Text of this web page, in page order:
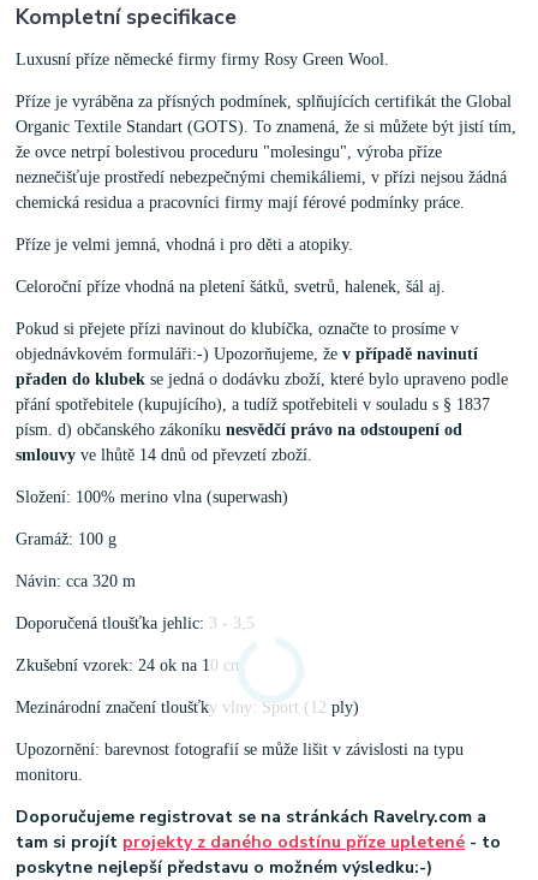
Kompletní specifikace
Luxusní příze německé firmy firmy Rosy Green Wool.
Příze je vyráběna za přísných podmínek, splňujících certifikát the Global
Organic Textile Standart (GOTS). To znamená, že si můžete být jistí tím,
že ovce netrpí bolestivou proceduru "molesingu", výroba příze
neznečišťuje prostředí nebezpečnými chemikáliemi, v přízi nejsou žádná
chemická residua a pracovníci firmy mají férové podmínky práce.
Příze je velmi jemná, vhodná i pro děti a atopiky.
Celoroční příze vhodná na pletení šátků, svetrů, halenek, šál aj.
Pokud si přejete přízi navinout do klubíčka, označte to prosíme v
objednávkovém formuláři:-) Upozorňujeme, žev případě navinutí
přaden do klubek se jedná o dodávku zboží, které bylo upraveno podle
přání spotřebitele (kupujícího), a tudíž spotřebiteli v souladu s § 1837
písm. d) občanského zákoníkunesvědčí právo na odstoupení od
smlouvy ve lhůtě 14 dnů od převzetí zboží.
Složení: 100% merino vlna (superwash)
Gramáž: 100 g
Návin: cca 320 m
Doporučená tloušťka jehlic: 3 - 3,5
Zkušební vzorek: 24 ok na 10 cm
Mezinárodní značení tloušťky vlny: Sport (12 ply)
Upozornění: barevnost fotografií se může lišit v závislosti na typu
monitoru.
Doporučujeme registrovat se na stránkách Ravelry.com a
tam si projít projekty z daného odstínu příze upletené - to
poskytne nejlepší představu o možném výsledku:-)